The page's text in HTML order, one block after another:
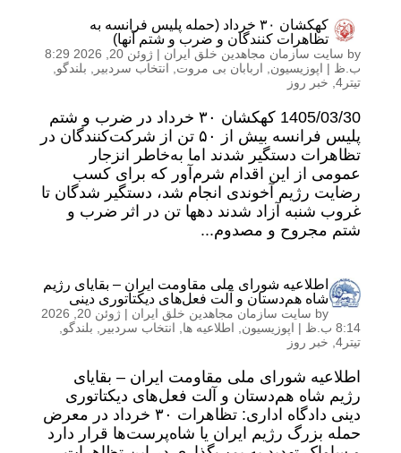
کهکشان ۳۰ خرداد (حمله پلیس فرانسه به
تظاهرات کنندگان و ضرب و شتم آنها)
by سایت سازمان مجاهدین خلق ایران |
ژوئن 20, 2026 8:29
ب.ظ | اپوزیسیون اربابان بی مروت انتخاب سردبیر بلندگو
تیتر4
, خبر روز
1405/03/30 کهکشان ۳۰ خرداد در ضرب و شتم
پلیس فرانسه بیش از ۵۰ تن از شرکت‌کنندگان در
تظاهرات دستگیر شدند اما به‌خاطر انزجار
عمومی از این اقدام شرم‌آور که برای کسب
رضایت رژیم آخوندی انجام شد، دستگیر شدگان تا
غروب شنبه آزاد شدند دهها تن در اثر ضرب و
شتم مجروح و مصدوم...
اطلاعیه شورای ملی مقاومت ایران – بقایای رژیم
شاه هم‌دستان و آلت فعل‌های دیکتاتوری دینی
by سایت سازمان مجاهدین خلق ایران |
ژوئن 20, 2026
8:14 ب.ظ
| اپوزیسیون اطلاعیه ها انتخاب سردبیر بلندگو
تیتر4
, خبر روز
اطلاعیه شورای ملی مقاومت ایران – بقایای
رژیم شاه هم‌دستان و آلت فعل‌های دیکتاتوری
دینی دادگاه اداری: تظاهرات ۳۰ خرداد در معرض
حمله بزرگ رژیم ایران یا شاه‌پرست‌ها قرار دارد